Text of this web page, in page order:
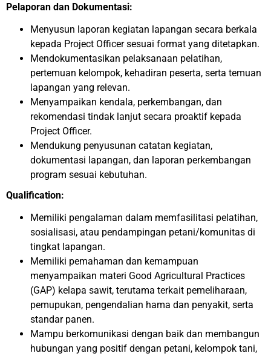
Pelaporan dan Dokumentasi:
Menyusun laporan kegiatan lapangan secara berkala
kepada Project Officer sesuai format yang ditetapkan.
Mendokumentasikan pelaksanaan pelatihan,
pertemuan kelompok, kehadiran peserta, serta temuan
lapangan yang relevan.
Menyampaikan kendala, perkembangan, dan
rekomendasi tindak lanjut secara proaktif kepada
Project Officer.
Mendukung penyusunan catatan kegiatan,
dokumentasi lapangan, dan laporan perkembangan
program sesuai kebutuhan.
Qualification:
Memiliki pengalaman dalam memfasilitasi pelatihan,
sosialisasi, atau pendampingan petani/komunitas di
tingkat lapangan.
Memiliki pemahaman dan kemampuan
menyampaikan materi Good Agricultural Practices
(GAP) kelapa sawit, terutama terkait pemeliharaan,
pemupukan, pengendalian hama dan penyakit, serta
standar panen.
Mampu berkomunikasi dengan baik dan membangun
hubungan yang positif dengan petani, kelompok tani,